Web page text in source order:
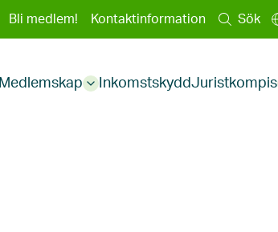
Sekundär
Bli medlem! Kontaktinformation Sök
Medlemskap SubInkomstskyddJuristkompis